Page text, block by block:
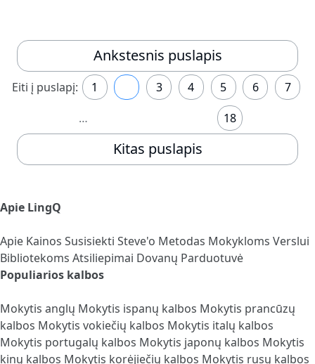
Ankstesnis puslapis
Eiti į puslapį: 1 3 4 5 6
7
…
18
Kitas puslapis
Apie LingQ
Apie Kainos Susisiekti Steve'o Metodas Mokykloms Verslui
Bibliotekoms Atsiliepimai Dovanų Parduotuvė
Populiarios kalbos
Mokytis anglų Mokytis ispanų kalbos Mokytis prancūzų
kalbos Mokytis vokiečių kalbos Mokytis italų kalbos
Mokytis portugalų kalbos Mokytis japonų kalbos Mokytis
kinų kalbos Mokytis korėjiečių kalbos Mokytis rusų kalbos